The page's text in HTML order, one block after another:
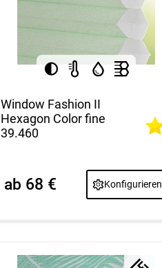
Window Fashion II
Hexagon Color fine
39.460
Konfigurieren
ab 68 €